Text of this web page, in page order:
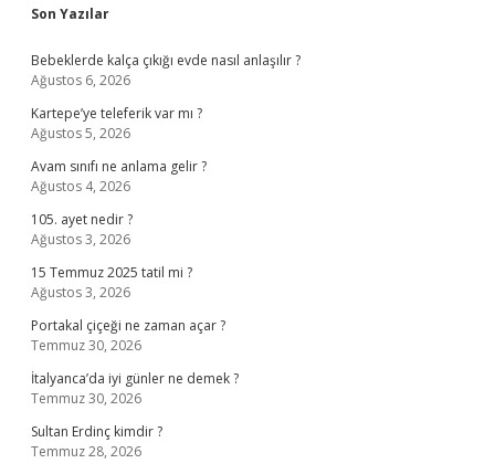
Sidebar
Son Yazılar
Bebeklerde kalça çıkığı evde nasıl anlaşılır ?
Ağustos 6, 2026
Kartepe’ye teleferik var mı ?
Ağustos 5, 2026
Avam sınıfı ne anlama gelir ?
Ağustos 4, 2026
105. ayet nedir ?
Ağustos 3, 2026
15 Temmuz 2025 tatil mi ?
Ağustos 3, 2026
Portakal çiçeği ne zaman açar ?
Temmuz 30, 2026
İtalyanca’da iyi günler ne demek ?
Temmuz 30, 2026
Sultan Erdinç kimdir ?
Temmuz 28, 2026